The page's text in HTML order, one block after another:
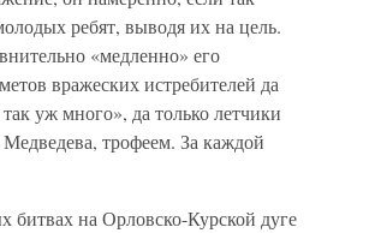
ребят, выводя их на цель.
«медленно» его
вражеских истребителей да
уж много», да только летчики
трофеем. За каждой
битвах на Орловско-Курской дуге